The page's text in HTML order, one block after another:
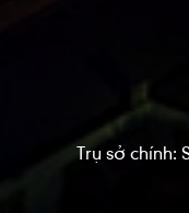
Trụ sở chính: